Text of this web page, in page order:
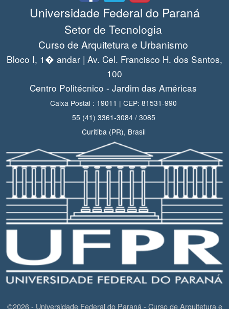
Universidade Federal do Paraná
Setor de Tecnologia
Curso de Arquitetura e Urbanismo
Bloco I, 1� andar | Av. Cel. Francisco H. dos Santos,
100
Centro Politécnico - Jardim das Américas
Caixa Postal : 19011 | CEP: 81531-990
55 (41) 3361-3084 / 3085
Curitiba (PR), Brasil
©2026 - Universidade Federal do Paraná - Curso de Arquitetura e